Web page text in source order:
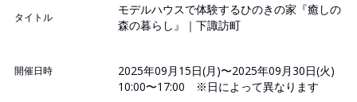
タイトル
モデルハウスで体験するひのきの家『癒しの
森の暮らし』｜下諏訪町
開催日時
2025年09月15日(月)〜2025年09月30日(火)
10:00〜17:00 ※日によって異なります